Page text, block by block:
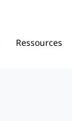
Ressources